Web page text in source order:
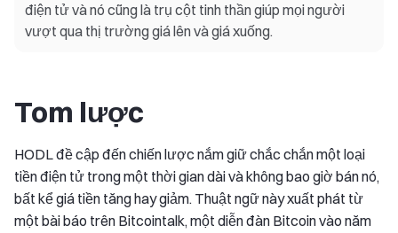
điện tử và nó cũng là trụ cột tinh thần giúp mọi người
vượt qua thị trường giá lên và giá xuống.
Tom lược
HODL đề cập đến chiến lược nắm giữ chắc chắn một loại
tiền điện tử trong một thời gian dài và không bao giờ bán nó,
bất kể giá tiền tăng hay giảm. Thuật ngữ này xuất phát từ
một bài báo trên Bitcointalk, một diễn đàn Bitcoin vào năm